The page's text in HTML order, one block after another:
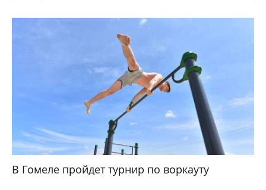
В Гомеле пройдет турнир по воркауту